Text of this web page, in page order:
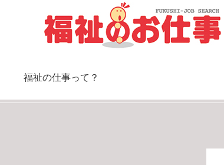
福祉の仕事って？